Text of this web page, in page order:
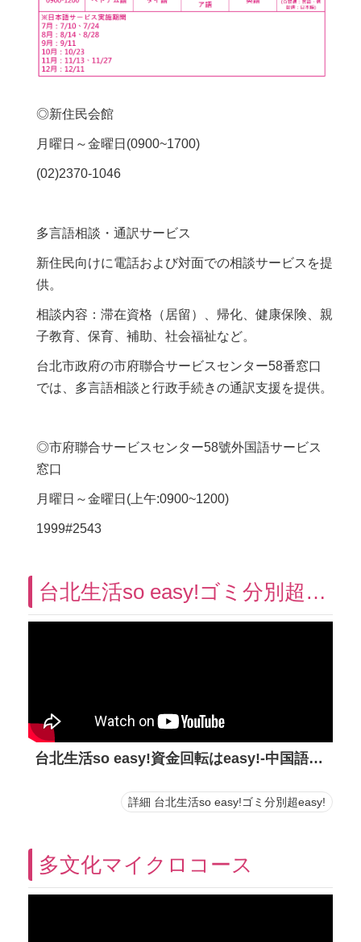
◎新住民会館
月曜日～金曜日(0900~1700)
(02)2370-1046
多言語相談・通訳サービス
新住民向けに電話および対面での相談サービスを提
供。
相談内容：滞在資格（居留）、帰化、健康保険、親
子教育、保育、補助、社会福祉など。
台北市政府の市府聯合サービスセンター58番窓口
では、多言語相談と行政手続きの通訳支援を提供。
◎市府聯合サービスセンター58號外国語サービス
窓口
月曜日～金曜日(上午:0900~1200)
1999#2543
台北生活so easy!ゴミ分別超easy!
台北生活so easy!資金回転はeasy!-中国語字幕動画
詳細 台北生活so easy!ゴミ分別超easy!
多文化マイクロコース